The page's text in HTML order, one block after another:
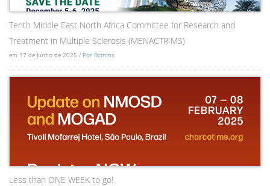
Tenth Middle East North Africa Committee for Research and
Treatment in Multiple Sclerosis (MENACTRIMS)
em 17 de Junho de 2025 / Por Bctrims
Less than ONE WEEK to go!